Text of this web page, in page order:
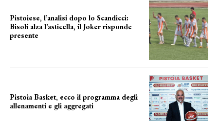
Pistoiese, l’analisi dopo lo Scandicci:
Bisoli alza l’asticella, il Joker risponde
presente
Pistoia Basket, ecco il programma degli
allenamenti e gli aggregati